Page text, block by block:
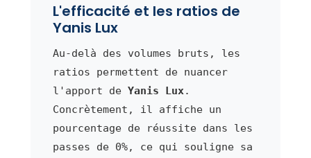
L'efficacité et les ratios de
Yanis Lux
Au-delà des volumes bruts, les
ratios permettent de nuancer
l'apport de Yanis Lux.
Concrètement, il affiche un
pourcentage de réussite dans les
passes de 0%, ce qui souligne sa